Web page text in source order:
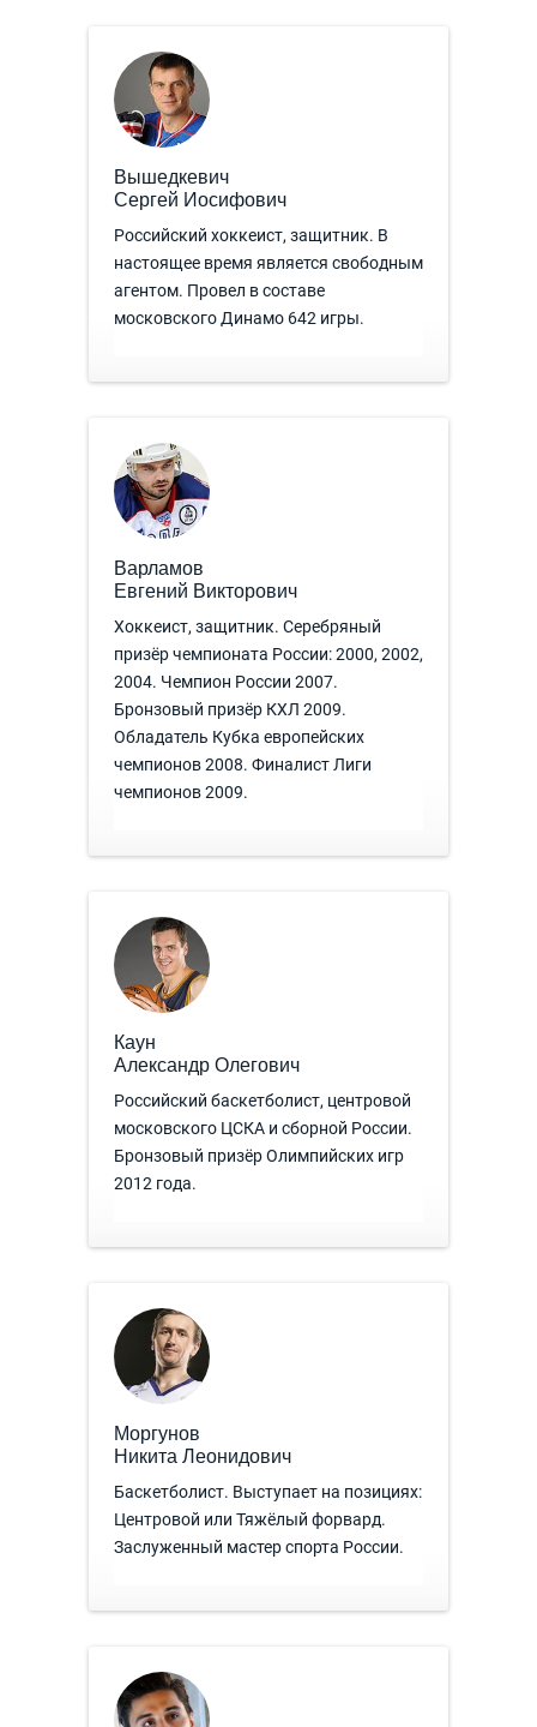
Вышедкевич
Сергей Иосифович
Российский хоккеист, защитник. В
настоящее время является свободным
агентом. Провел в составе
московского Динамо 642 игры.
Варламов
Евгений Викторович
Хоккеист, защитник. Серебряный
призёр чемпионата России: 2000, 2002,
2004. Чемпион России 2007.
Бронзовый призёр КХЛ 2009.
Обладатель Кубка европейских
чемпионов 2008. Финалист Лиги
чемпионов 2009.
Каун
Александр Олегович
Российский баскетболист, центровой
московского ЦСКА и сборной России.
Бронзовый призёр Олимпийских игр
2012 года.
Моргунов
Никита Леонидович
Баскетболист. Выступает на позициях:
Центровой или Тяжёлый форвард.
Заслуженный мастер спорта России.